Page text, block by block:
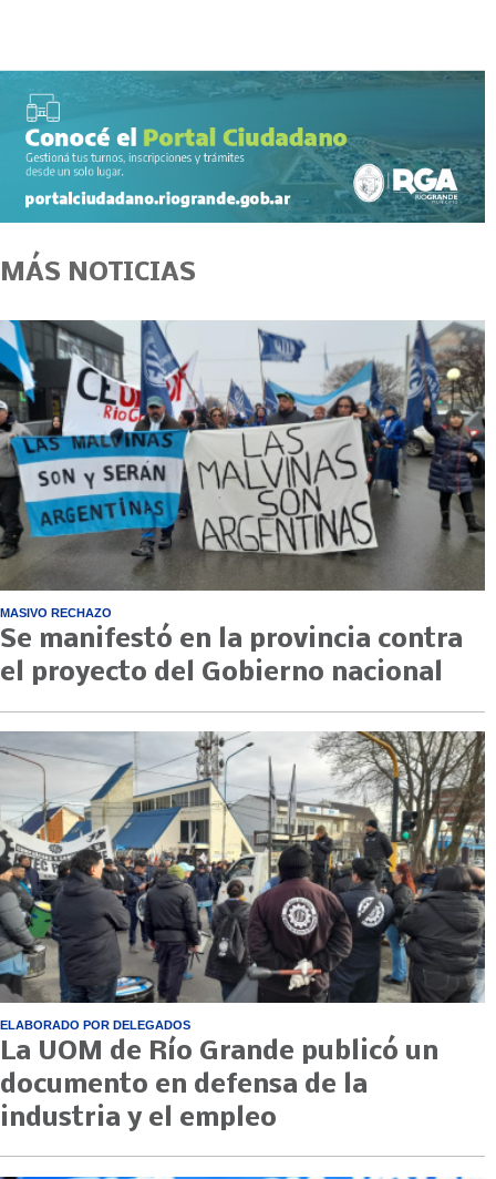
MÁS NOTICIAS
MASIVO RECHAZO
Se manifestó en la provincia contra
el proyecto del Gobierno nacional
ELABORADO POR DELEGADOS
La UOM de Río Grande publicó un
documento en defensa de la
industria y el empleo